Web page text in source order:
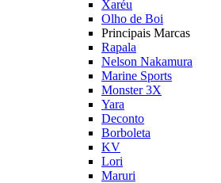
Xaréu
Olho de Boi
Principais Marcas
Rapala
Nelson Nakamura
Marine Sports
Monster 3X
Yara
Deconto
Borboleta
KV
Lori
Maruri